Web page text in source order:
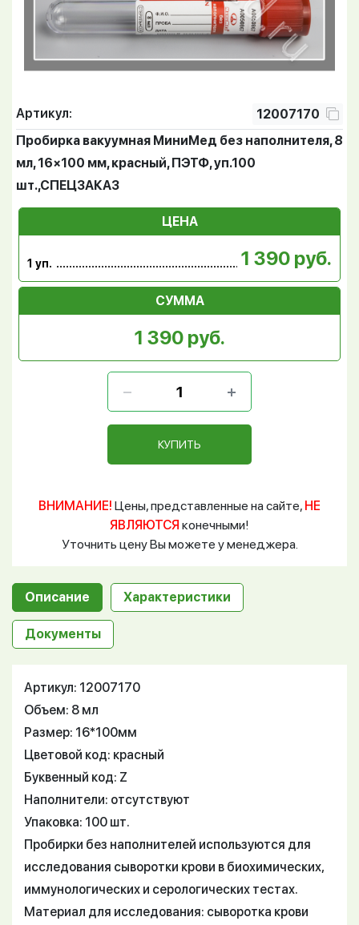
Артикул:
12007170
Пробирка вакуумная МиниМед без наполнителя, 8
мл, 16×100 мм, красный, ПЭТФ, уп.100
шт.,СПЕЦЗАКАЗ
ЦЕНА
1 уп. 1 390 руб.
СУММА
1 390 руб.
КУПИТЬ
ВНИМАНИЕ! Цены, представленные на сайте, НЕ
ЯВЛЯЮТСЯ конечными!
Уточнить цену Вы можете у менеджера.
Описание Характеристики
Документы
Артикул: 12007170
Объем: 8 мл
Размер: 16*100мм
Цветовой код: красный
Буквенный код: Z
Наполнители: отсутствуют
Упаковка: 100 шт.
Пробирки без наполнителей используются для
исследования сыворотки крови в биохимических,
иммунологических и серологических тестах.
Материал для исследования: сыворотка крови